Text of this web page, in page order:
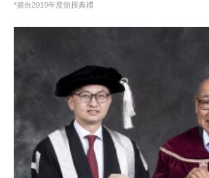
*摘自2019年度頒授典禮